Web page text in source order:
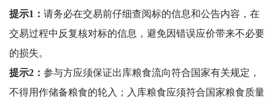
提示1： 请务必在交易前仔细查阅标的信息和公告内容，在
交易过程中反复核对标的信息，避免因错误应价带来不必要
的损失。
提示2： 参与方应须保证出库粮食流向符合国家有关规定，
不得用作储备粮食的轮入；入库粮食应须符合国家粮食质量